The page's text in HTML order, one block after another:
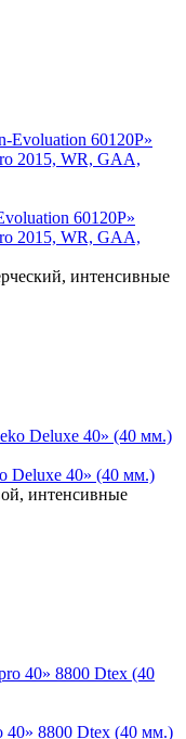
60120P»
2015, WR, GAA,
интенсивные
Deluxe 40» (40 мм.)
интенсивные
40» 8800 Dtex (40 мм.)